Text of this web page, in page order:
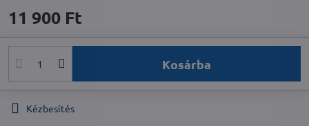
11 900 Ft
Kosárba
Kézbesítés